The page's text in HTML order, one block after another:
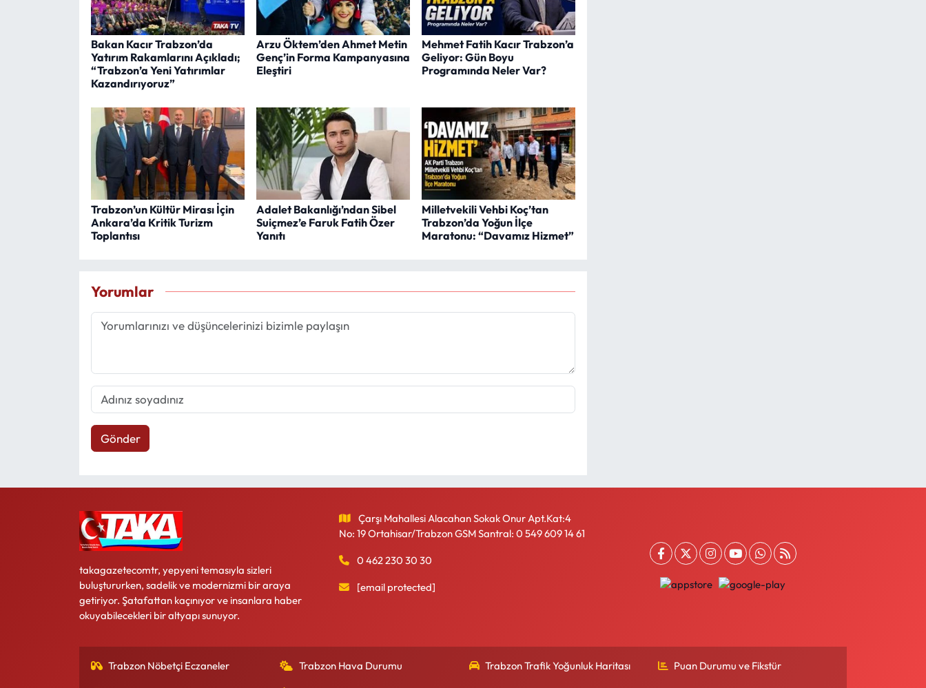
Bakan Kacır Trabzon’da
Yatırım Rakamlarını Açıkladı;
“Trabzon’a Yeni Yatırımlar
Kazandırıyoruz”
Arzu Öktem’den Ahmet Metin
Genç’in Forma Kampanyasına
Eleştiri
Mehmet Fatih Kacır Trabzon’a
Geliyor: Gün Boyu
Programında Neler Var?
Trabzon’un Kültür Mirası İçin
Ankara’da Kritik Turizm
Toplantısı
Adalet Bakanlığı’ndan Sibel
Suiçmez’e Faruk Fatih Özer
Yanıtı
Milletvekili Vehbi Koç’tan
Trabzon’da Yoğun İlçe
Maratonu: “Davamız Hizmet”
Yorumlar
Gönder
takagazetecomtr, yepyeni temasıyla sizleri
buluştururken, sadelik ve modernizmi bir araya
getiriyor. Şatafattan kaçınıyor ve insanlara haber
okuyabilecekleri bir altyapı sunuyor.
Çarşı Mahallesi Alacahan Sokak Onur Apt.Kat:4
No: 19 Ortahisar/Trabzon GSM Santral: 0 549 609 14 61
0 462 230 30 30
[email protected]
Trabzon Nöbetçi Eczaneler Trabzon Hava Durumu Trabzon Trafik Yoğunluk Haritası Puan Durumu ve Fikstür